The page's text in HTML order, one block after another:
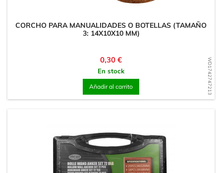
WD1742747213
CORCHO PARA MANUALIDADES O BOTELLAS (TAMAÑO
3: 14X10X10 MM)
Precio
0,30 €
En stock
Añadir al carrito